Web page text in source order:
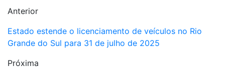
Anterior
Estado estende o licenciamento de veículos no Rio
Grande do Sul para 31 de julho de 2025
Próxima